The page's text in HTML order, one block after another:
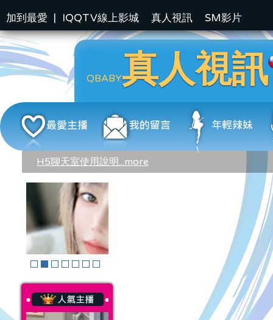
加到最愛 | IQQTV線上影城 真人視訊 SM影片
QBABY真人視訊
H5聊天室使用說明...more